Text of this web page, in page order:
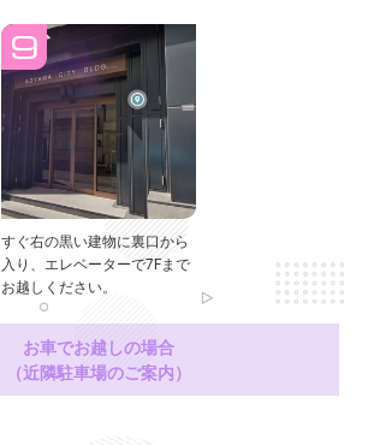
すぐ右の黒い建物に裏口から
入り、エレベーターで7Fまで
お越しください。
お車でお越しの場合
（近隣駐車場のご案内）